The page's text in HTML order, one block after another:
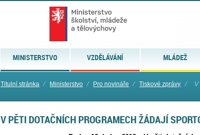
MINISTERSTVO VZDĚLÁVÁNÍ MLÁDEŽ
Titulní stránka ⁄ Ministerstvo ⁄ Pro novináře ⁄ Tiskové zprávy ⁄
V PĚTI DOTAČNÍCH PROGRAMECH ŽÁDAJÍ